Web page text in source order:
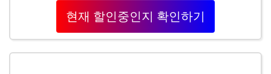
현재 할인중인지 확인하기